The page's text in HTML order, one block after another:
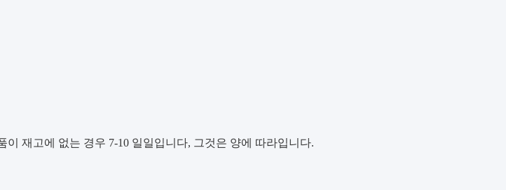
재고에 없는 경우 7-10 일일입니다, 그것은 양에 따라입니다.